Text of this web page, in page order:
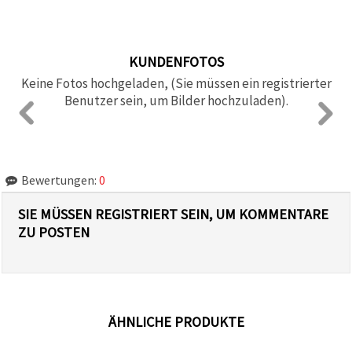
KUNDENFOTOS
Keine Fotos hochgeladen, (Sie müssen ein registrierter
Benutzer sein, um Bilder hochzuladen).
Bewertungen: 0
SIE MÜSSEN REGISTRIERT SEIN, UM KOMMENTARE
ZU POSTEN
ÄHNLICHE PRODUKTE